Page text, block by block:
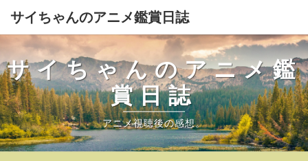
サイちゃんのアニメ鑑賞日誌
サイちゃんのアニメ鑑
賞日誌
アニメ視聴後の感想。